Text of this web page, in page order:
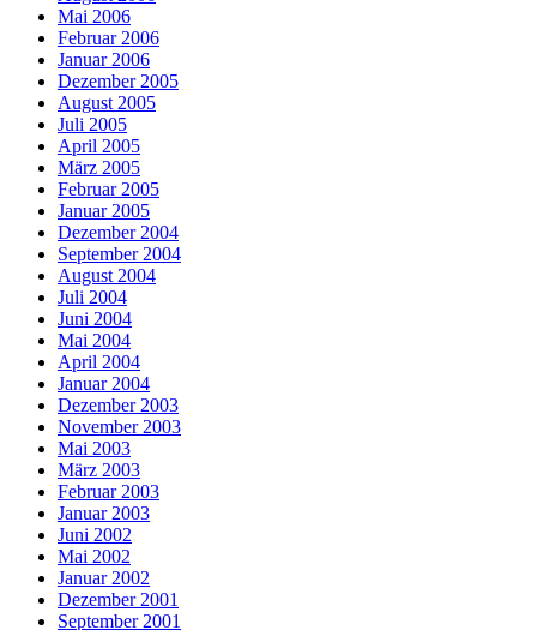
Mai 2006
Februar 2006
Januar 2006
Dezember 2005
August 2005
Juli 2005
April 2005
März 2005
Februar 2005
Januar 2005
Dezember 2004
September 2004
August 2004
Juli 2004
Juni 2004
Mai 2004
April 2004
Januar 2004
Dezember 2003
November 2003
Mai 2003
März 2003
Februar 2003
Januar 2003
Juni 2002
Mai 2002
Januar 2002
Dezember 2001
September 2001